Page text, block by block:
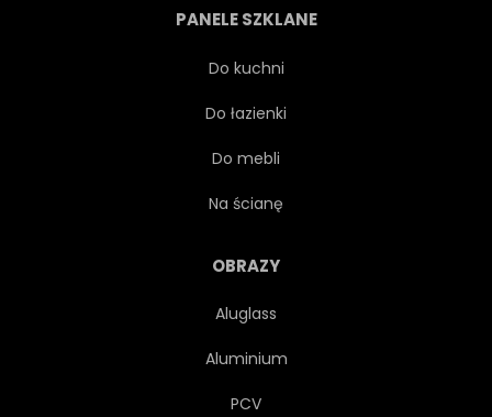
PANELE SZKLANE
Do kuchni
Do łazienki
Do mebli
Na ścianę
OBRAZY
Aluglass
Aluminium
PCV